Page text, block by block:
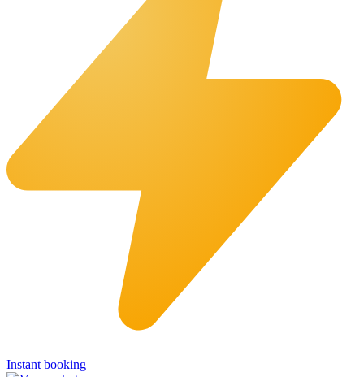
Instant booking